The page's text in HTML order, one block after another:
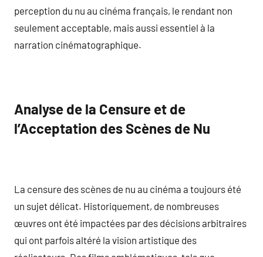
perception du nu au cinéma français, le rendant non
seulement acceptable, mais aussi essentiel à la
narration cinématographique.
Analyse de la Censure et de
l’Acceptation des Scènes de Nu
La censure des scènes de nu au cinéma a toujours été
un sujet délicat. Historiquement, de nombreuses
œuvres ont été impactées par des décisions arbitraires
qui ont parfois altéré la vision artistique des